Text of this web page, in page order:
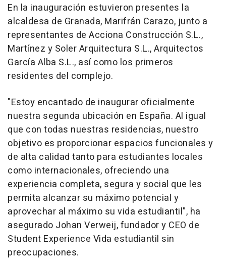
En la inauguración estuvieron presentes la
alcaldesa de Granada, Marifrán Carazo, junto a
representantes de Acciona Construcción S.L.,
Martínez y Soler Arquitectura S.L., Arquitectos
García Alba S.L., así como los primeros
residentes del complejo.
"Estoy encantado de inaugurar oficialmente
nuestra segunda ubicación en España. Al igual
que con todas nuestras residencias, nuestro
objetivo es proporcionar espacios funcionales y
de alta calidad tanto para estudiantes locales
como internacionales, ofreciendo una
experiencia completa, segura y social que les
permita alcanzar su máximo potencial y
aprovechar al máximo su vida estudiantil", ha
asegurado Johan Verweij, fundador y CEO de
Student Experience Vida estudiantil sin
preocupaciones.